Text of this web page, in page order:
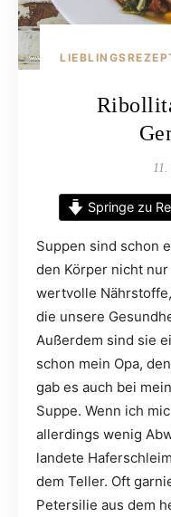
Springe zu
Suppen sind schon
den Körper nicht
wertvolle
die unsere
Außerdem sind sie
schon mein Opa,
gab es auch bei
Suppe. Wenn ich
allerdings wenig
landete
dem Teller. Oft
Petersilie aus dem